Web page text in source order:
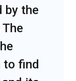
by the
to find